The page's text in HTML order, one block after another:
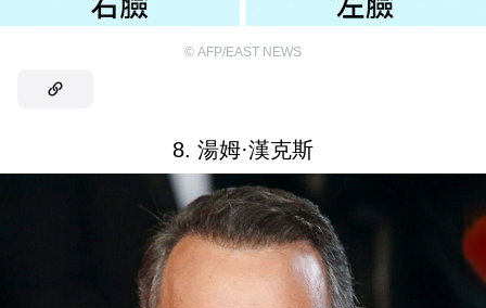
© AFP/EAST NEWS
8. 湯姆·漢克斯